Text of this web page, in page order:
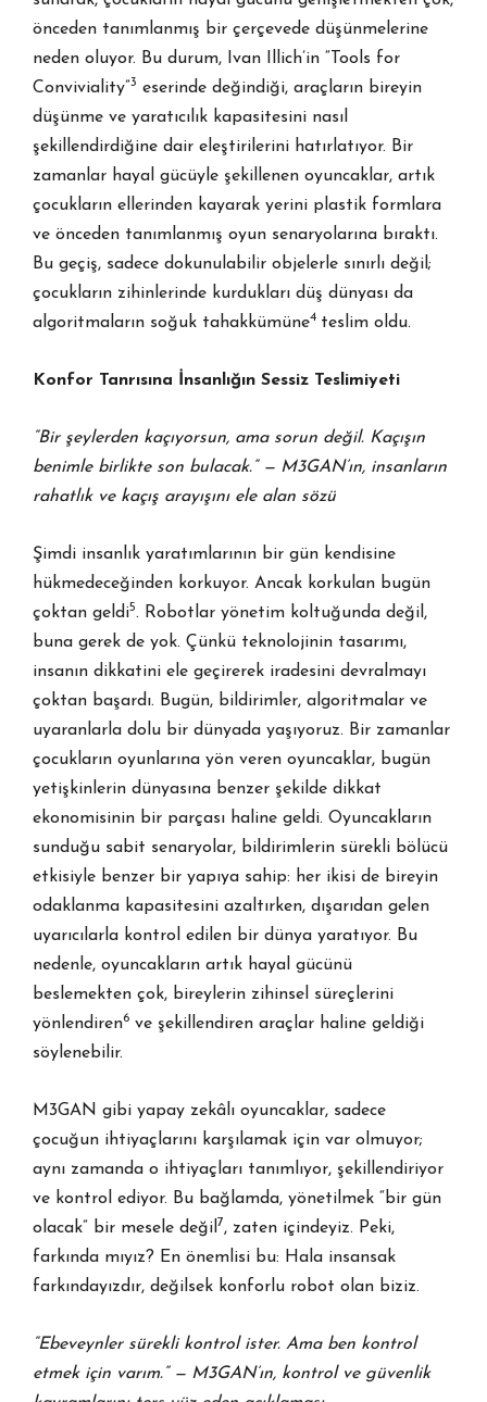
önceden tanımlanmış bir çerçevede düşünmelerine
neden oluyor. Bu durum, Ivan Illich’in “Tools for
Conviviality”3 eserinde değindiği, araçların bireyin
düşünme ve yaratıcılık kapasitesini nasıl
şekillendirdiğine dair eleştirilerini hatırlatıyor. Bir
zamanlar hayal gücüyle şekillenen oyuncaklar, artık
çocukların ellerinden kayarak yerini plastik formlara
ve önceden tanımlanmış oyun senaryolarına bıraktı.
Bu geçiş, sadece dokunulabilir objelerle sınırlı değil;
çocukların zihinlerinde kurdukları düş dünyası da
algoritmaların soğuk tahakkümüne4 teslim oldu.
Konfor Tanrısına İnsanlığın Sessiz Teslimiyeti
“Bir şeylerden kaçıyorsun, ama sorun değil. Kaçışın
benimle birlikte son bulacak.” — M3GAN’ın, insanların
rahatlık ve kaçış arayışını ele alan sözü
Şimdi insanlık yaratımlarının bir gün kendisine
hükmedeceğinden korkuyor. Ancak korkulan bugün
çoktan geldi5. Robotlar yönetim koltuğunda değil,
buna gerek de yok. Çünkü teknolojinin tasarımı,
insanın dikkatini ele geçirerek iradesini devralmayı
çoktan başardı. Bugün, bildirimler, algoritmalar ve
uyaranlarla dolu bir dünyada yaşıyoruz. Bir zamanlar
çocukların oyunlarına yön veren oyuncaklar, bugün
yetişkinlerin dünyasına benzer şekilde dikkat
ekonomisinin bir parçası haline geldi. Oyuncakların
sunduğu sabit senaryolar, bildirimlerin sürekli bölücü
etkisiyle benzer bir yapıya sahip: her ikisi de bireyin
odaklanma kapasitesini azaltırken, dışarıdan gelen
uyarıcılarla kontrol edilen bir dünya yaratıyor. Bu
nedenle, oyuncakların artık hayal gücünü
beslemekten çok, bireylerin zihinsel süreçlerini
yönlendiren6 ve şekillendiren araçlar haline geldiği
söylenebilir.
M3GAN gibi yapay zekâlı oyuncaklar, sadece
çocuğun ihtiyaçlarını karşılamak için var olmuyor;
aynı zamanda o ihtiyaçları tanımlıyor, şekillendiriyor
ve kontrol ediyor. Bu bağlamda, yönetilmek “bir gün
olacak” bir mesele değil7, zaten içindeyiz. Peki,
farkında mıyız? En önemlisi bu: Hala insansak
farkındayızdır, değilsek konforlu robot olan biziz.
“Ebeveynler sürekli kontrol ister. Ama ben kontrol
etmek için varım.” — M3GAN’ın, kontrol ve güvenlik